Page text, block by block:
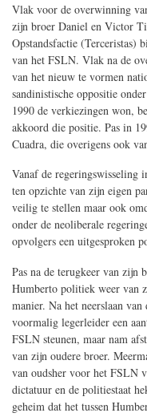
Vlak voor de overwinning
zijn broer Daniel en Victor
Opstandsfactie (Terceristas)
van het FSLN. Vlak na de
van het nieuw te vormen
sandinistische oppositie
1990 de verkiezingen won,
akkoord die positie. Pas in
Cuadra, die overigens ook
Vanaf de regeringswisseling
ten opzichte van zijn eigen
veilig te stellen maar ook
onder de neoliberale
opvolgers een uitgesproken
Pas na de terugkeer van zijn
Humberto politiek weer van
manier. Na het neerslaan
voormalig legerleider een
FSLN steunen, maar nam
van zijn oudere broer.
van oudsher voor het FSLN
dictatuur en de politiestaat
geheim dat het tussen